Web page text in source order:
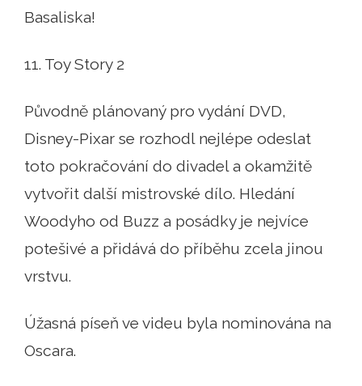
Basaliska!
11. Toy Story 2
Původně plánovaný pro vydání DVD,
Disney-Pixar se rozhodl nejlépe odeslat
toto pokračování do divadel a okamžitě
vytvořit další mistrovské dílo. Hledání
Woodyho od Buzz a posádky je nejvíce
potešivé a přidává do příběhu zcela jinou
vrstvu.
Úžasná píseň ve videu byla nominována na
Oscara.